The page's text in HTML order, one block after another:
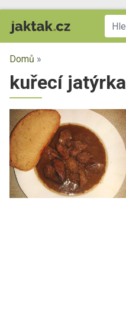
Domů »
kuřecí jatýrka